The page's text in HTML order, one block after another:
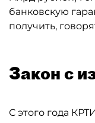
банковскую
получить,
Закон с
С этого года